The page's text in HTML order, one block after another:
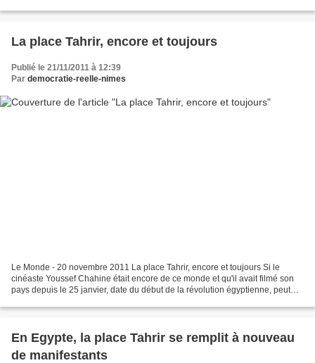
La place Tahrir, encore et toujours
Publié le 21/11/2011 à 12:39
Par democratie-reelle-nimes
Le Monde - 20 novembre 2011 La place Tahrir, encore et toujours Si le
cinéaste Youssef Chahine était encore de ce monde et qu'il avait filmé son
pays depuis le 25 janvier, date du début de la révolution égyptienne, peut
En Egypte, la place Tahrir se remplit à nouveau
de manifestants